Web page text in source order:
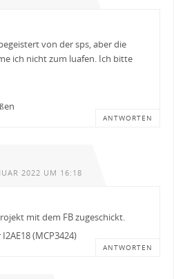
von der sps, aber die
ich nicht zum luafen. Ich bitte
ANTWORTEN
2022 UM 16:18
mit dem FB zugeschickt.
ANTWORTEN